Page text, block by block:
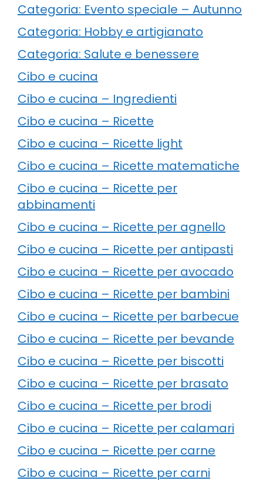
Categoria: Evento speciale – Autunno
Categoria: Hobby e artigianato
Categoria: Salute e benessere
Cibo e cucina
Cibo e cucina – Ingredienti
Cibo e cucina – Ricette
Cibo e cucina – Ricette light
Cibo e cucina – Ricette matematiche
Cibo e cucina – Ricette per
abbinamenti
Cibo e cucina – Ricette per agnello
Cibo e cucina – Ricette per antipasti
Cibo e cucina – Ricette per avocado
Cibo e cucina – Ricette per bambini
Cibo e cucina – Ricette per barbecue
Cibo e cucina – Ricette per bevande
Cibo e cucina – Ricette per biscotti
Cibo e cucina – Ricette per brasato
Cibo e cucina – Ricette per brodi
Cibo e cucina – Ricette per calamari
Cibo e cucina – Ricette per carne
Cibo e cucina – Ricette per carni